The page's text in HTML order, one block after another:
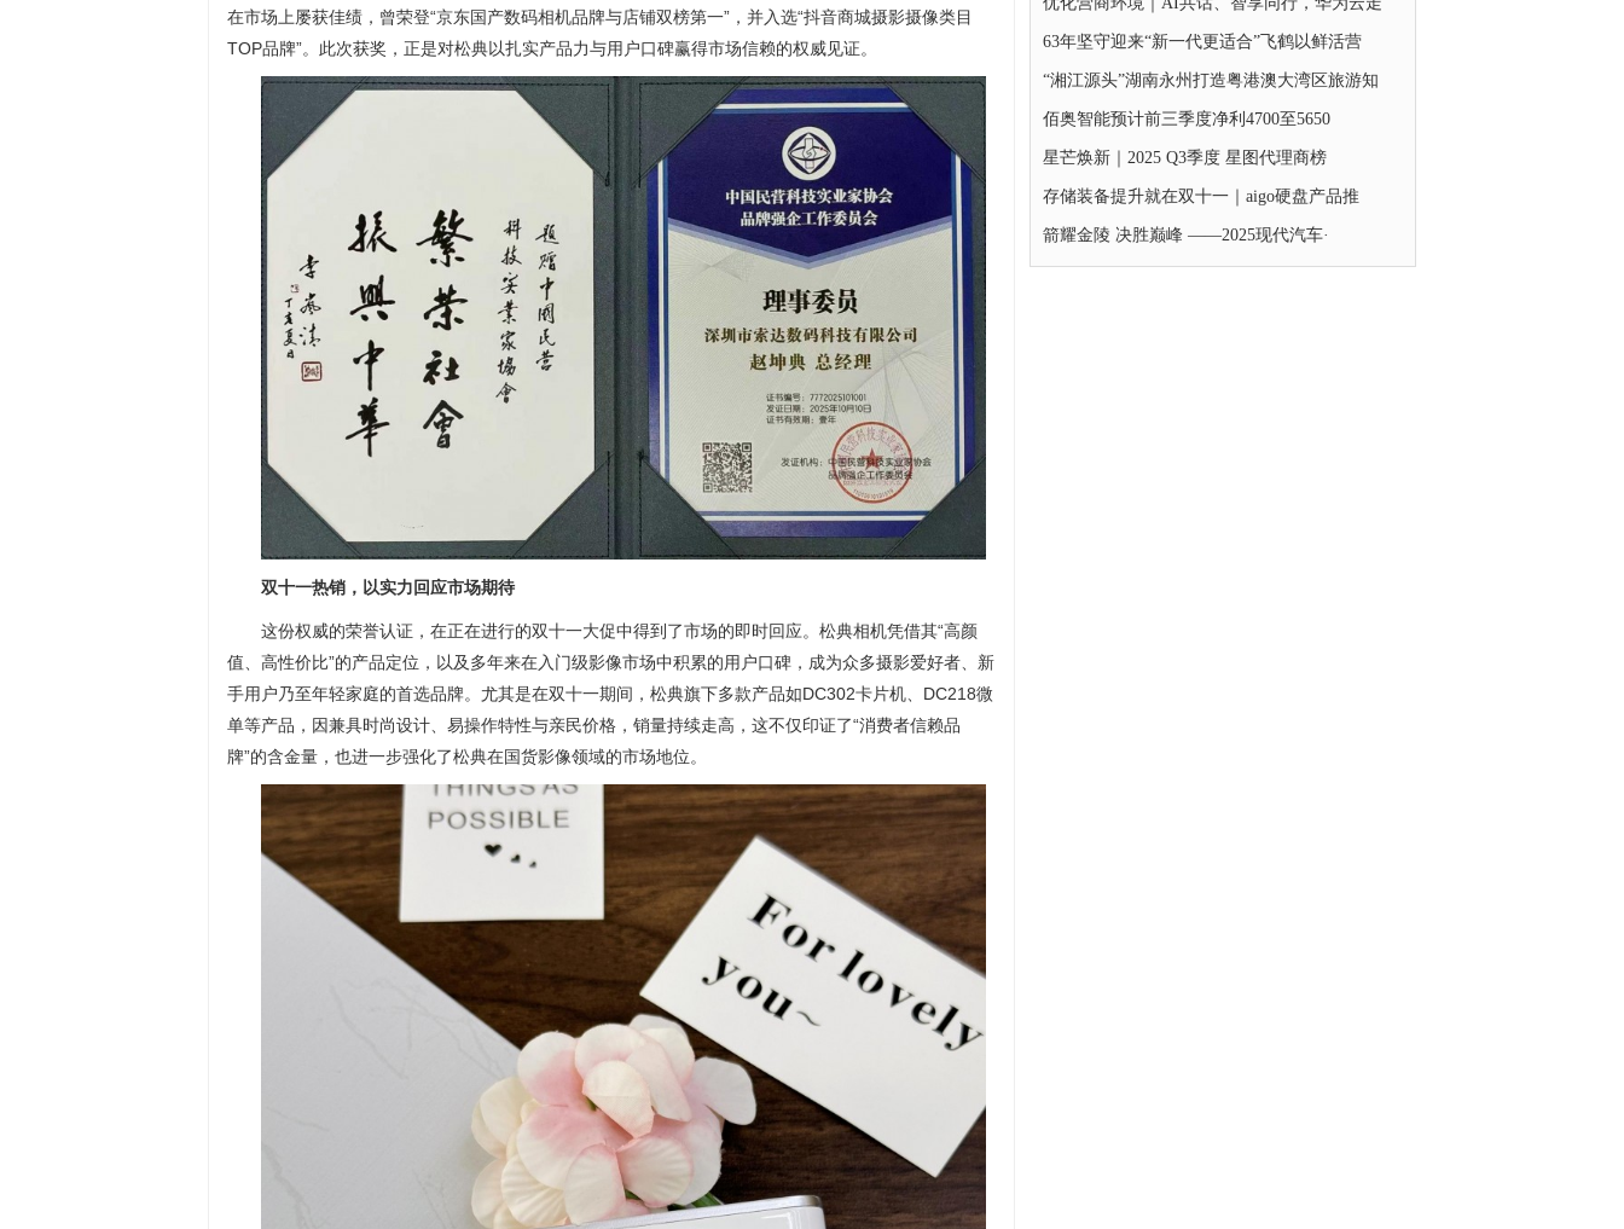
在市场上屡获佳绩，曾荣登“京东国产数码相机品牌与店铺双榜第一”，并入选“抖音商城摄影摄像类目
TOP品牌”。此次获奖，正是对松典以扎实产品力与用户口碑赢得市场信赖的权威见证。
双十一热销，以实力回应市场期待
这份权威的荣誉认证，在正在进行的双十一大促中得到了市场的即时回应。松典相机凭借其“高颜
值、高性价比”的产品定位，以及多年来在入门级影像市场中积累的用户口碑，成为众多摄影爱好者、新
手用户乃至年轻家庭的首选品牌。尤其是在双十一期间，松典旗下多款产品如DC302卡片机、DC218微
单等产品，因兼具时尚设计、易操作特性与亲民价格，销量持续走高，这不仅印证了“消费者信赖品
牌”的含金量，也进一步强化了松典在国货影像领域的市场地位。
63年坚守迎来“新一代更适合”飞鹤以鲜活营
“湘江源头”湖南永州打造粤港澳大湾区旅游知
佰奥智能预计前三季度净利4700至5650
星芒焕新｜2025 Q3季度 星图代理商榜
存储装备提升就在双十一｜aigo硬盘产品推
箭耀金陵 决胜巅峰 ——2025现代汽车·